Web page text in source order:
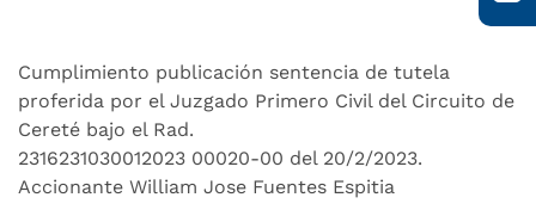
Cumplimiento publicación sentencia de tutela
proferida por el Juzgado Primero Civil del Circuito de
Cereté bajo el Rad.
2316231030012023 00020-00 del 20/2/2023.
Accionante William Jose Fuentes Espitia